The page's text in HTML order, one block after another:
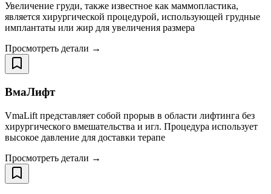
Увеличение груди, также известное как маммопластика,
является хирургической процедурой, использующей грудные
имплантаты или жир для увеличения размера
Просмотреть детали →
ВмаЛифт
VmaLift представляет собой прорыв в области лифтинга без
хирургического вмешательства и игл. Процедура использует
высокое давление для доставки терапе
Просмотреть детали →